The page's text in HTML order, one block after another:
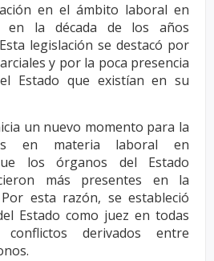
en el ámbito laboral en
en la década de los años
legislación se destacó por
y por la poca presencia
Estado que existían en su
un nuevo momento para la
en materia laboral en
los órganos del Estado
más presentes en la
esta razón, se estableció
Estado como juez en todas
derivados entre